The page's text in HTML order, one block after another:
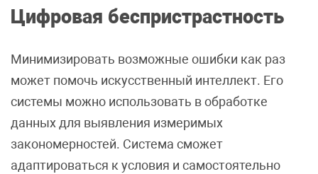
Цифровая беспристрастность
Минимизировать возможные ошибки как раз
может помочь искусственный интеллект. Его
системы можно использовать в обработке
данных для выявления измеримых
закономерностей. Система сможет
адаптироваться к условия и самостоятельно